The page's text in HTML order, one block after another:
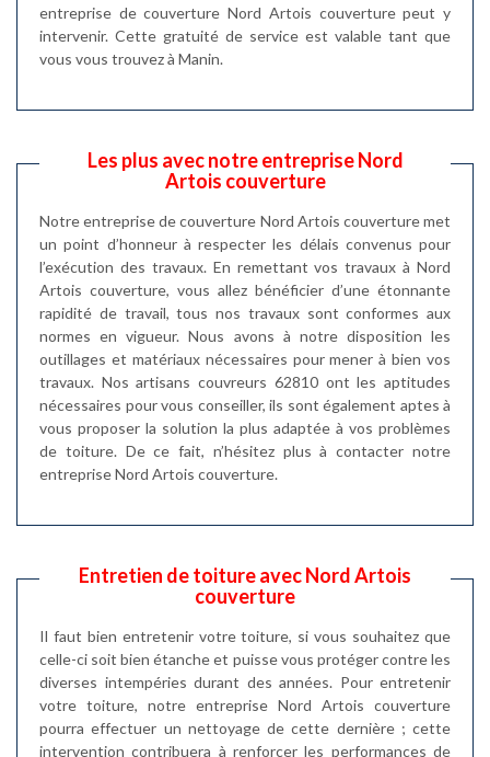
entreprise de couverture Nord Artois couverture peut y
intervenir. Cette gratuité de service est valable tant que
vous vous trouvez à Manin.
Les plus avec notre entreprise Nord
Artois couverture
Notre entreprise de couverture Nord Artois couverture met
un point d’honneur à respecter les délais convenus pour
l’exécution des travaux. En remettant vos travaux à Nord
Artois couverture, vous allez bénéficier d’une étonnante
rapidité de travail, tous nos travaux sont conformes aux
normes en vigueur. Nous avons à notre disposition les
outillages et matériaux nécessaires pour mener à bien vos
travaux. Nos artisans couvreurs 62810 ont les aptitudes
nécessaires pour vous conseiller, ils sont également aptes à
vous proposer la solution la plus adaptée à vos problèmes
de toiture. De ce fait, n’hésitez plus à contacter notre
entreprise Nord Artois couverture.
Entretien de toiture avec Nord Artois
couverture
Il faut bien entretenir votre toiture, si vous souhaitez que
celle-ci soit bien étanche et puisse vous protéger contre les
diverses intempéries durant des années. Pour entretenir
votre toiture, notre entreprise Nord Artois couverture
pourra effectuer un nettoyage de cette dernière ; cette
intervention contribuera à renforcer les performances de